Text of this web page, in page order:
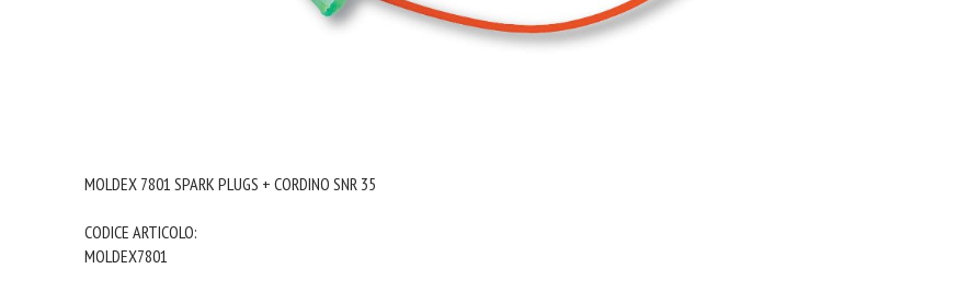
MOLDEX 7801 SPARK PLUGS + CORDINO SNR 35
CODICE ARTICOLO:
MOLDEX7801